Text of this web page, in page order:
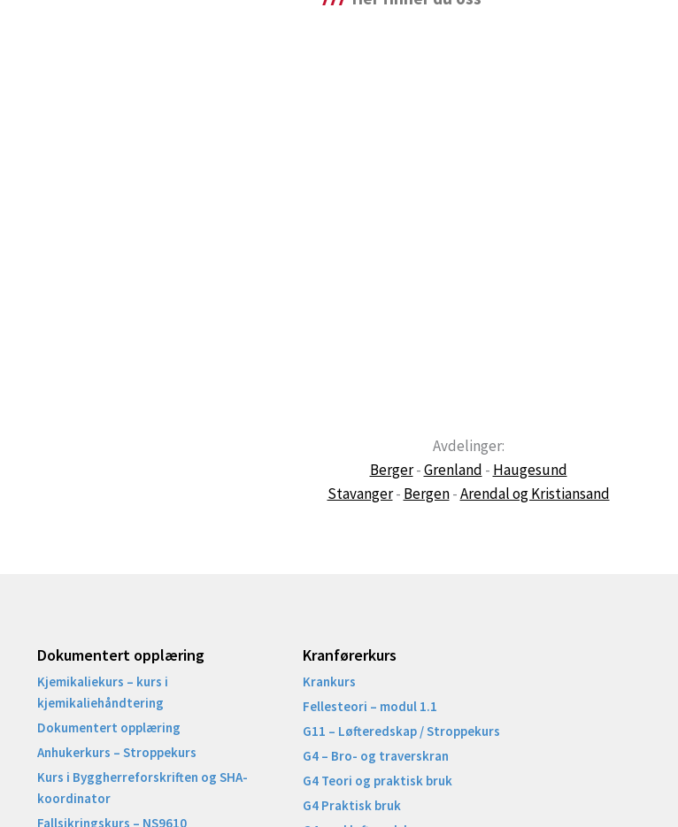
Avdelinger:
Berger-Grenland - Haugesund
Stavanger- Bergen-Arendal og Kristiansand
Dokumentert opplæring
Kjemikaliekurs – kurs i
kjemikaliehåndtering
Dokumentert opplæring
Anhukerkurs – Stroppekurs
Kurs i Byggherreforskriften og SHA-
koordinator
Fallsikringskurs – NS9610
Kranførerkurs
Krankurs
Fellesteori – modul 1.1
G11 – Løfteredskap / Stroppekurs
G4 – Bro- og traverskran
G4 Teori og praktisk bruk
G4 Praktisk bruk